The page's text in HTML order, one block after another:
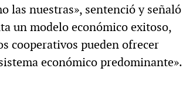
las nuestras», sentenció y señaló
un modelo económico exitoso,
cooperativos pueden ofrecer
económico predominante».